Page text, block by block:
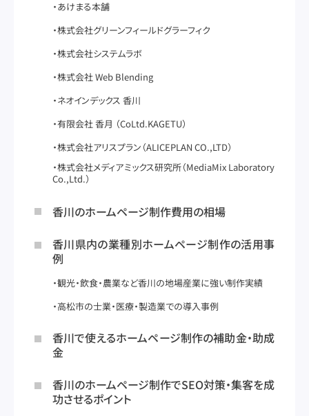
あけまる本舗
株式会社グリーンフィールドグラーフィク
株式会社システムラボ
株式会社 Web Blending
ネオインデックス 香川
有限会社 香月 （CoLtd.KAGETU）
株式会社アリスプラン（ALICEPLAN CO.,LTD）
株式会社メディアミックス研究所（MediaMix Laboratory
Co.,Ltd.）
香川のホームページ制作費用の相場
香川県内の業種別ホームページ制作の活用事
例
観光・飲食・農業など香川の地場産業に強い制作実績
高松市の士業・医療・製造業での導入事例
香川で使えるホームページ制作の補助金・助成
金
香川のホームページ制作でSEO対策・集客を成
功させるポイント